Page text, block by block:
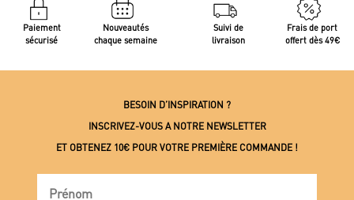
Paiement
sécurisé
Nouveautés
chaque semaine
Suivi de
livraison
Frais de port
offert dès 49€
BESOIN D’INSPIRATION ?
INSCRIVEZ-VOUS A NOTRE NEWSLETTER
ET OBTENEZ 10€ POUR VOTRE PREMIÈRE COMMANDE !